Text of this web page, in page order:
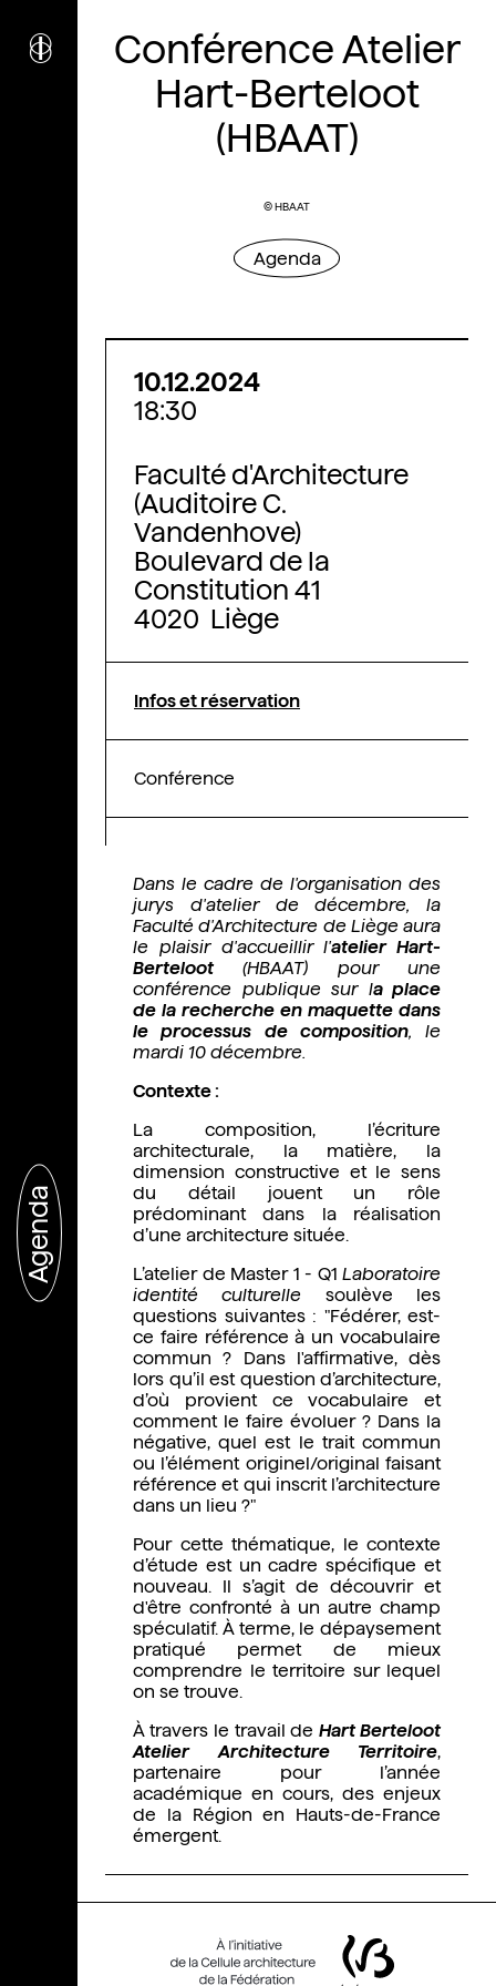
Agenda
i nstitutculturel
rchitecture
Wallonie-Bruxelles
Conférence Atelier
Hart-Berteloot
(HBAAT)
© HBAAT
Agenda
Dans le cadre de l'organisation des
jurys d'atelier de décembre, la
Faculté d'Architecture de Liège aura
le plaisir d'accueillir l'atelier Hart-
Berteloot(HBAAT) pour une
conférence publique sur la place
de la recherche en maquette dans
le processus de composition, le
mardi 10 décembre.
Contexte :
La composition, l’écriture
architecturale, la matière, la
dimension constructive et le sens
du détail jouent un rôle
prédominant dans la réalisation
d’une architecture située.
L’atelier de Master 1 - Q1 Laboratoire
identité culturelle soulève les
questions suivantes : "Fédérer, est-
ce faire référence à un vocabulaire
commun ? Dans l'affirmative, dès
lors qu’il est question d’architecture,
d’où provient ce vocabulaire et
comment le faire évoluer ? Dans la
négative, quel est le trait commun
ou l’élément originel/original faisant
référence et qui inscrit l’architecture
dans un lieu ?"
Pour cette thématique, le contexte
d’étude est un cadre spécifique et
nouveau. Il s’agit de découvrir et
d'être confronté à un autre champ
spéculatif. À terme, le dépaysement
pratiqué permet de mieux
comprendre le territoire sur lequel
on se trouve.
À travers le travail deHart Berteloot
Atelier Architecture Territoire,
partenaire pour l’année
académique en cours, des enjeux
de la Région en Hauts-de-France
émergent.
10.12.2024
18:30
Faculté d'Architecture
(Auditoire C.
Vandenhove)
Boulevard de la
Constitution 41
4020 Liège
Infos et réservation
Conférence